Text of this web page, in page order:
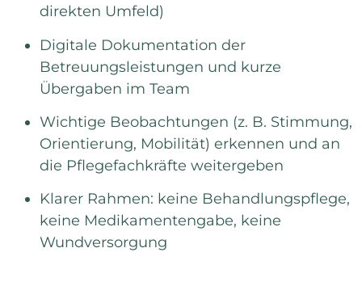
direkten Umfeld)
Digitale Dokumentation der
Betreuungsleistungen und kurze
Übergaben im Team
Wichtige Beobachtungen (z. B. Stimmung,
Orientierung, Mobilität) erkennen und an
die Pflegefachkräfte weitergeben
Klarer Rahmen: keine Behandlungspflege,
keine Medikamentengabe, keine
Wundversorgung